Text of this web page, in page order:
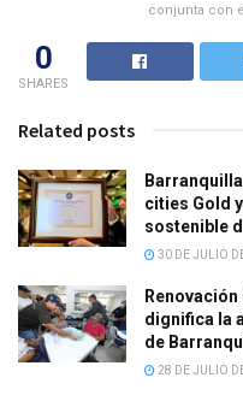
conjunta con
0
SHARES
Related posts
cities Gold
sostenible
30 DE JULIO
dignifica la
de
28 DE JULIO